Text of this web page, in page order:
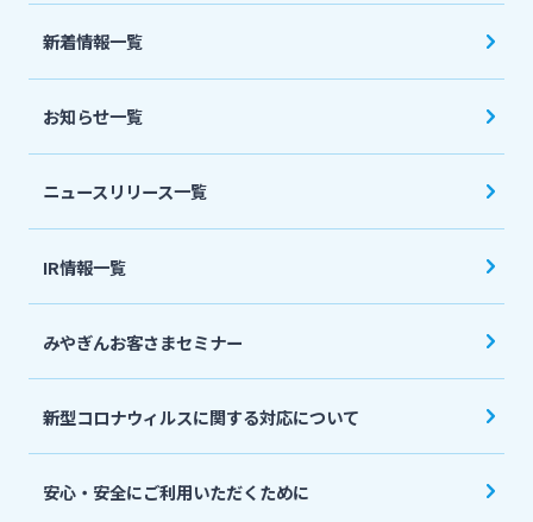
法人・個人事業主のお客さま
宮崎銀行について
ニュースリリース一覧
採用情報
お問い合わせ先一覧
新着情報一覧
お知らせ一覧
ニュースリリース一覧
IR情報一覧
みやぎんお客さまセミナー
新型コロナウィルスに関する対応について
安心・安全にご利用いただくために